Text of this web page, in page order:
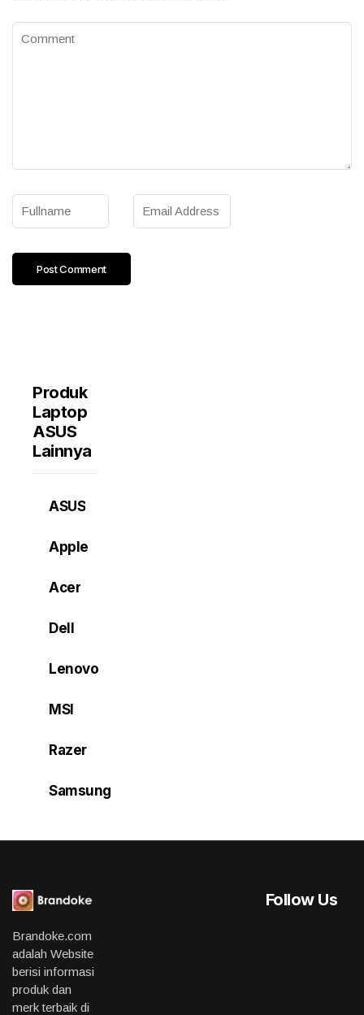
Produk
Laptop
ASUS
Lainnya
ASUS
Apple
Acer
Dell
Lenovo
MSI
Razer
Samsung
Brandoke.com
adalah Website
berisi informasi
produk dan
merk terbaik di
Follow Us